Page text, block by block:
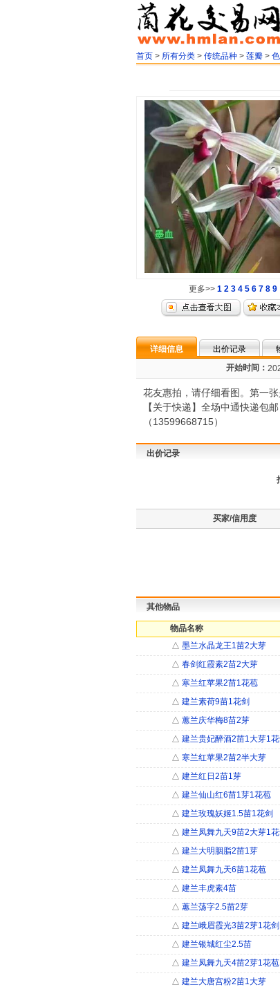
首页 > 所有分类 > 传统品种 > 莲瓣 >
更多>> 1 2 3 4 5 6 7 8 9
详细信息 出价记录
开始时间：
花友惠拍，请仔细看图。第一
【关于快递】全场中通快递包
（13599668715）
出价记录
买家/信用度
其他物品
物品名称
△ 墨兰水晶龙王1苗2大芽
△ 春剑红霞素2苗2大芽
△ 寒兰红苹果2苗1花苞
△ 建兰素荷9苗1花剑
△ 蕙兰庆华梅8苗2芽
△ 建兰贵妃醉酒2苗1大芽1花
△ 寒兰红苹果2苗2半大芽
△ 建兰红日2苗1芽
△ 建兰仙山红6苗1芽1花苞
△ 建兰玫瑰妖姬1.5苗1花剑
△ 建兰凤舞九天9苗2大芽1花
△ 建兰大明胭脂2苗1芽
△ 建兰凤舞九天6苗1花苞
△ 建兰丰虎素4苗
△ 蕙兰荡字2.5苗2芽
△ 建兰峨眉霞光3苗2芽1花剑
△ 建兰银城红尘2.5苗
△ 建兰凤舞九天4苗2芽1花苞
△ 建兰大唐宫粉2苗1大芽